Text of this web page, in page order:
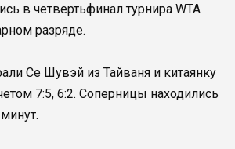
в четвертьфинал турнира WTA
разряде.
Се Шувэй из Тайваня и китаянку
7:5, 6:2. Соперницы находились